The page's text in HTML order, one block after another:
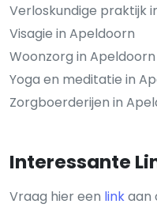
Verloskundige praktijk
Visagie in Apeldoorn
Woonzorg in Apeldoorn
Yoga en meditatie in
Zorgboerderijen in
Interessante
Vraag hier een linkaan